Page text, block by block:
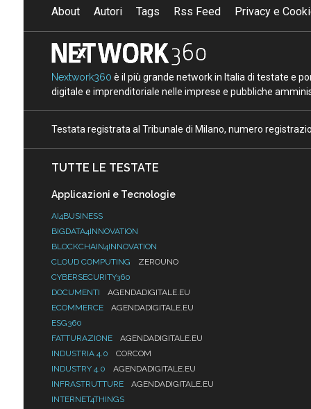
About Autori Tags Rss Feed Privacy e
Nextwork360 è il più grande network in Italia di testate e
digitale e imprenditoriale nelle imprese e pubbliche
Testata registrata al Tribunale di Milano, numero
TUTTE LE TESTATE
Applicazioni e Tecnologie
AI4BUSINESS
BIGDATA4INNOVATION
BLOCKCHAIN4INNOVATION
CLOUD COMPUTING
ZEROUNO
CYBERSECURITY360
DOCUMENTI
AGENDADIGITALE.EU
ECOMMERCE
AGENDADIGITALE.EU
ESG360
FATTURAZIONE
AGENDADIGITALE.EU
INDUSTRIA 4.0
CORCOM
INDUSTRY 4.0
AGENDADIGITALE.EU
INFRASTRUTTURE
AGENDADIGITALE.EU
INTERNET4THINGS